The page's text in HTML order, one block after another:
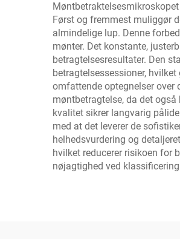
Først og fremmest muliggør
almindelige lup. Denne
mønter. Det konstante,
betragtelsesresultater. Den
betragtelsessessioner,
omfattende optegnelser over
møntbetragtelse, da det
kvalitet sikrer langvarig
med at det leverer de
helhedsvurdering og
hvilket reducerer risikoen for
nøjagtighed ved